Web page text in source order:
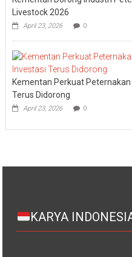
Livestock 2026
April 23, 2026 0
Kementan Perkuat
Terus Didorong
April 23, 2026 0
KARYA